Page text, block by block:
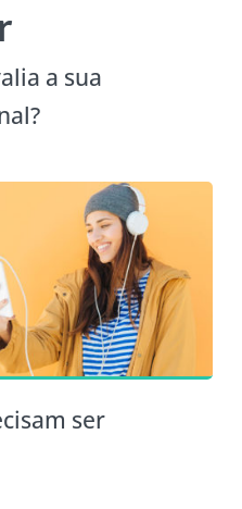
a sua
ser